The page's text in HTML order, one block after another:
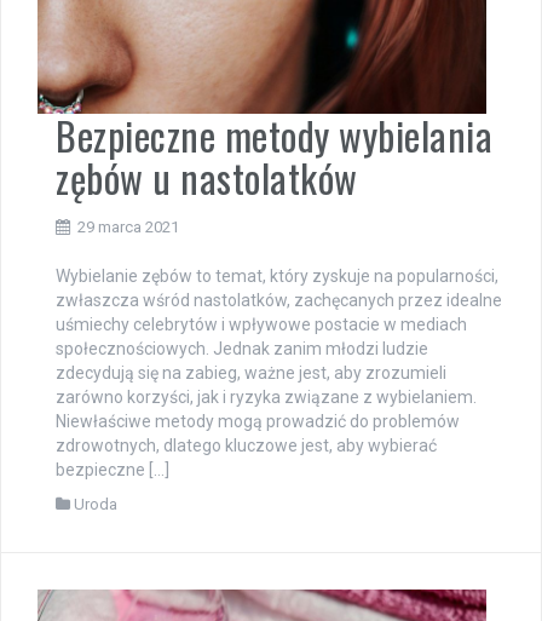
Bezpieczne metody wybielania
zębów u nastolatków
29 marca 2021
Wybielanie zębów to temat, który zyskuje na popularności,
zwłaszcza wśród nastolatków, zachęcanych przez idealne
uśmiechy celebrytów i wpływowe postacie w mediach
społecznościowych. Jednak zanim młodzi ludzie
zdecydują się na zabieg, ważne jest, aby zrozumieli
zarówno korzyści, jak i ryzyka związane z wybielaniem.
Niewłaściwe metody mogą prowadzić do problemów
zdrowotnych, dlatego kluczowe jest, aby wybierać
bezpieczne […]
Uroda